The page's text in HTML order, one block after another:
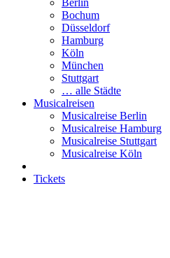
Berlin
Bochum
Düsseldorf
Hamburg
Köln
München
Stuttgart
… alle Städte
Musicalreisen
Musicalreise Berlin
Musicalreise Hamburg
Musicalreise Stuttgart
Musicalreise Köln
Tickets